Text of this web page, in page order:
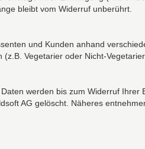
bleibt vom Widerruf unberührt.
und Kunden anhand
Vegetarier oder Nicht-
werden bis zum Widerruf
AG gelöscht. Näheres